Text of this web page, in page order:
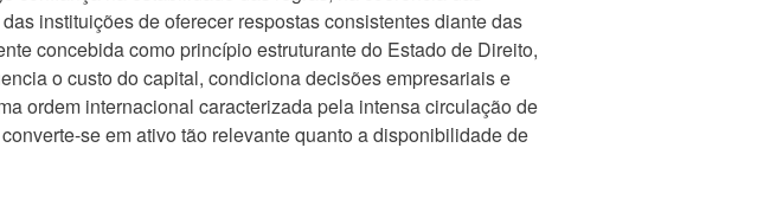
instituições de oferecer respostas consistentes diante das
concebida como princípio estruturante do Estado de Direito,
o custo do capital, condiciona decisões empresariais e
ordem internacional caracterizada pela intensa circulação de
se em ativo tão relevante quanto a disponibilidade de